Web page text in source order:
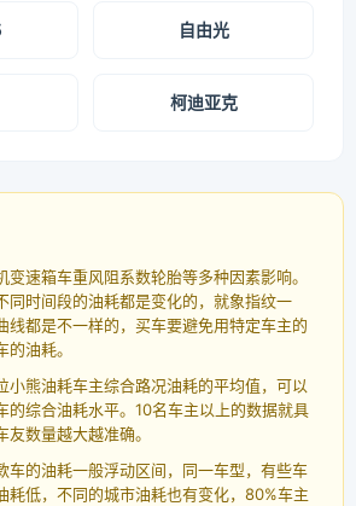
自由光
柯迪亚克
速箱车重风阻系数轮胎等多种因素影响。
同时间段的油耗都是变化的，就象指纹一
线都是不一样的，买车要避免用特定车主的
油耗。
小熊油耗车主综合路况油耗的平均值，可以
的综合油耗水平。10名车主以上的数据就具
数量越大越准确。
车的油耗一般浮动区间，同一车型，有些车
耗低，不同的城市油耗也有变化，80%车主